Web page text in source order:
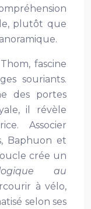
plutôt que
fascine
souriants.
des portes
il révèle
Associer
Baphuon et
crée un
au
à vélo,
selon ses